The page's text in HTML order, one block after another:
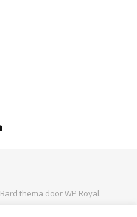
Bard thema doorWP Royal.